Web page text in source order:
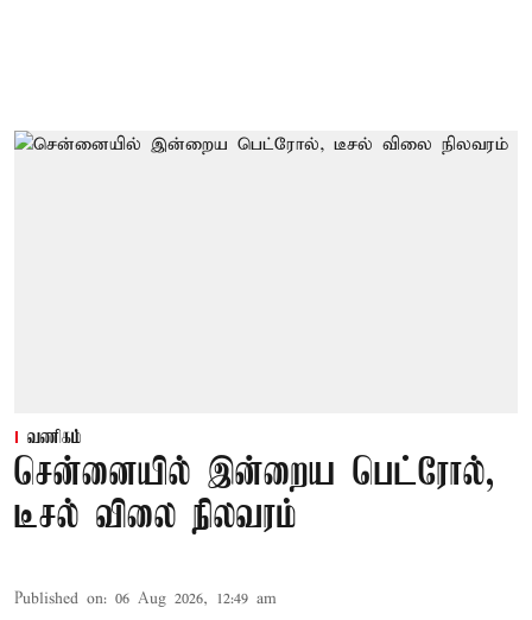
வணிகம்
சென்னையில் இன்றைய பெட்ரோல்,
டீசல் விலை நிலவரம்
Published on: 06 Aug 2026, 12:49 am